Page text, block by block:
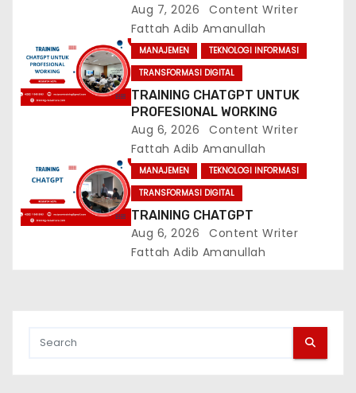
o
n
Aug 7, 2026
Content Writer
Fattah Adib Amanullah
MANAJEMEN
TEKNOLOGI INFORMASI
TRANSFORMASI DIGITAL
TRAINING CHATGPT UNTUK
PROFESIONAL WORKING
Aug 6, 2026
Content Writer
Fattah Adib Amanullah
MANAJEMEN
TEKNOLOGI INFORMASI
TRANSFORMASI DIGITAL
TRAINING CHATGPT
Aug 6, 2026
Content Writer
Fattah Adib Amanullah